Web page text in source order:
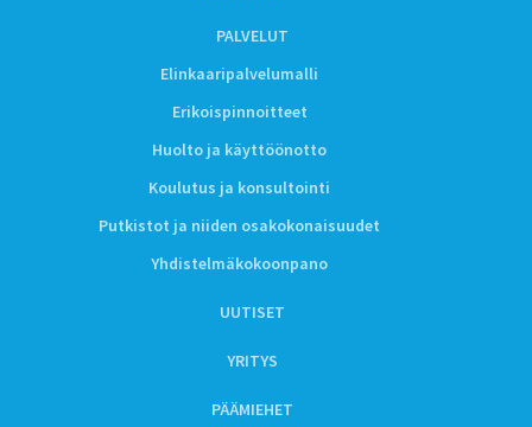
PALVELUT
Elinkaaripalvelumalli
Erikoispinnoitteet
Huolto ja käyttöönotto
Koulutus ja konsultointi
Putkistot ja niiden osakokonaisuudet
Yhdistelmäkokoonpano
UUTISET
YRITYS
PÄÄMIEHET